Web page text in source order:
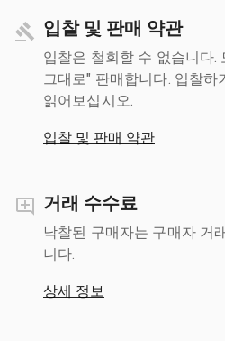
입찰 및 판매 약관
입찰은 철회할 수 없습니다.
그대로" 판매합니다. 입찰하
읽어보십시오.
입찰 및 판매 약관
거래 수수료
낙찰된 구매자는 구매자 거
니다.
상세 정보